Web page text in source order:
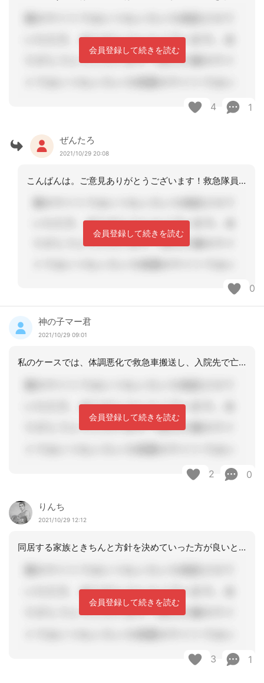
会員登録して続きを読む
4 1
ぜんたろ
2021/10/29 20:08
こんばんは。ご意見ありがとうございます！救急隊員の方に確認しまして、死後数時間以
会員登録して続きを読む
0
神の子マー君
2021/10/29 09:01
私のケースでは、体調悪化で救急車搬送し、入院先で亡くなったので…他は訪問診療、看
会員登録して続きを読む
2 0
りんち
2021/10/29 12:12
同居する家族ときちんと方針を決めていった方が良いと思います。一番は往診医を早く決
会員登録して続きを読む
3 1